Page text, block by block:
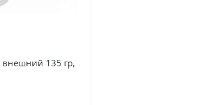
внешний 135 гр,